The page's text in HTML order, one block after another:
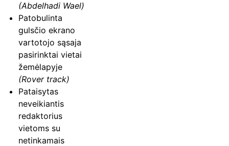
(Abdelhadi Wael)
Patobulinta
gulsčio ekrano
vartotojo sąsaja
pasirinktai vietai
žemėlapyje
(Rover track)
Pataisytas
neveikiantis
redaktorius
vietoms su
netinkamais